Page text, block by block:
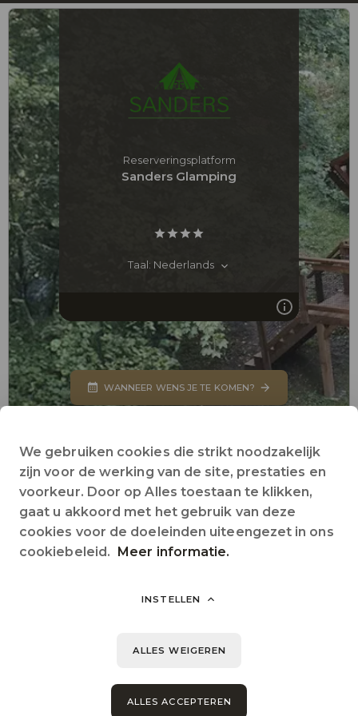
Reserveringsplatform
Sanders Glamping
Taal: Nederlands
WANNEER WENS JE TE KOMEN?
Website
Naar de website van de camping
+33 (0)6.02.34.57.25
denossander@free.fr
lieu Dit les 3 Cantons
We gebruiken cookies die strikt noodzakelijk
zijn voor de werking van de site, prestaties en
voorkeur. Door op Alles toestaan te klikken,
gaat u akkoord met het gebruik van deze
cookies voor de doeleinden uiteengezet in ons
cookiebeleid. Meer informatie.
INSTELLEN
ALLES WEIGEREN
ALLES ACCEPTEREN